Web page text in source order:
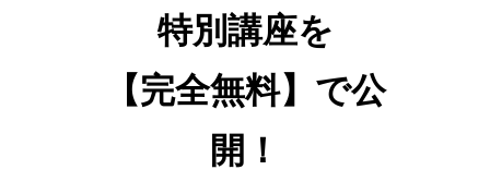
特別講座を
【完全無料】で公
開！